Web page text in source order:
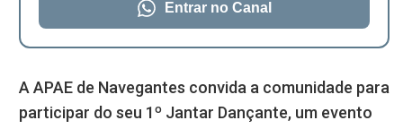
Entrar no Canal
A APAE de Navegantes convida a comunidade para
participar do seu 1º Jantar Dançante, um evento